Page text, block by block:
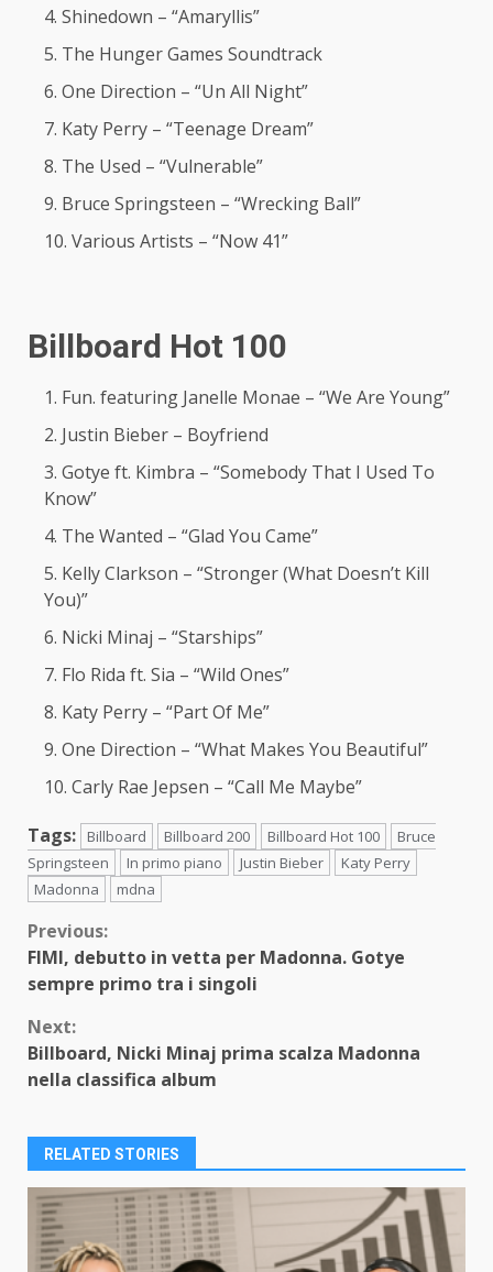
Shinedown – “Amaryllis”
The Hunger Games Soundtrack
One Direction – “Un All Night”
Katy Perry – “Teenage Dream”
The Used – “Vulnerable”
Bruce Springsteen – “Wrecking Ball”
Various Artists – “Now 41”
Billboard Hot 100
Fun. featuring Janelle Monae – “We Are Young”
Justin Bieber – Boyfriend
Gotye ft. Kimbra – “Somebody That I Used To
Know”
The Wanted – “Glad You Came”
Kelly Clarkson – “Stronger (What Doesn’t Kill
You)”
Nicki Minaj – “Starships”
Flo Rida ft. Sia – “Wild Ones”
Katy Perry – “Part Of Me”
One Direction – “What Makes You Beautiful”
Carly Rae Jepsen – “Call Me Maybe”
Tags:
Billboard Billboard 200 Billboard Hot 100
Bruce
Springsteen
In primo piano Justin Bieber
Katy Perry
Madonna
mdna
Continue
Reading
Previous:
FIMI, debutto in vetta per Madonna. Gotye
sempre primo tra i singoli
Next:
Billboard, Nicki Minaj prima scalza Madonna
nella classifica album
RELATED STORIES